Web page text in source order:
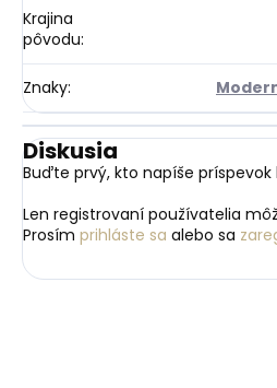
Krajina
pôvodu:
Znaky:
Diskusia
Buďte prvý, kto napíše príspevok
Len registrovaní používatelia
Prosím prihláste sa alebo sa